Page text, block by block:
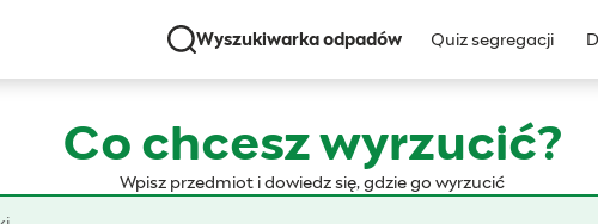
Wyszukiwarka odpadów Quiz segregacji
Co chcesz wyrzucić?
Wpisz przedmiot i dowiedz się, gdzie go wyrzucić